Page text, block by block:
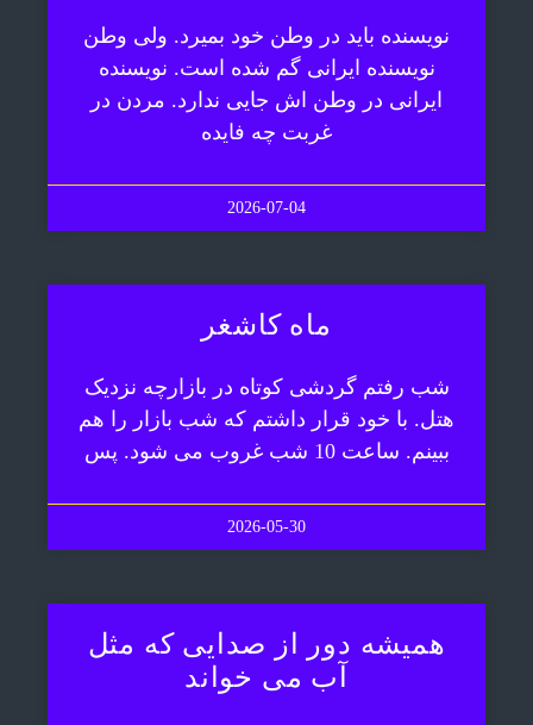
نویسنده باید در وطن خود بمیرد. ولی وطن
نویسنده ایرانی گم شده است. نویسنده
ایرانی در وطن اش جایی ندارد. مردن در
غربت چه فایده
2026-07-04
ماه کاشغر
شب رفتم گردشی کوتاه در بازارچه نزدیک
هتل. با خود قرار داشتم که شب بازار را هم
ببینم. ساعت 10 شب غروب می شود. پس
2026-05-30
همیشه دور از صدایی که مثل
آب می خواند